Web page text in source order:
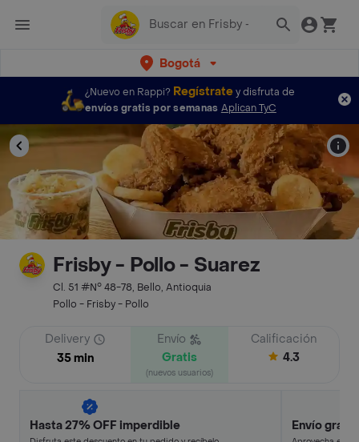
Bogotá
¿Nuevo en Rappi? Regístratey disfruta de
envíos gratis por semanas Aplican TyC
Frisby - Pollo - Suarez
Cl. 51 #N° 48-78, Bello, Antioquia
Pollo - Frisby - Pollo
Delivery
35 min
Envío
Gratis
(nuevos usuarios)
Calificación
4.3
Hasta 27% OFF imperdible Envío